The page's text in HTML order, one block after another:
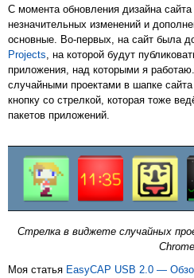
С момента обновления дизайна
незначительных изменений и
основные. Во-первых, на сайт была
Projects , на которой будут
приложения, над которыми я
случайными проектами в шапке
кнопку со стрелкой, которая тоже
пакетов приложений.
Стрелка в виджете случайных
Моя статья EasyCAP USB 2.0 —